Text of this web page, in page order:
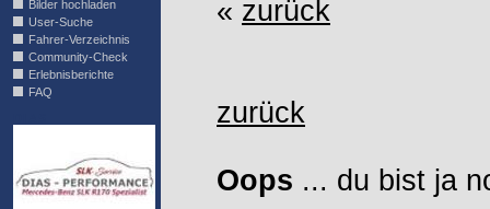
Bilder hochladen
User-Suche
Fahrer-Verzeichnis
Community-Check
Erlebnisberichte
FAQ
« zurück
zurück
Oops ... du bist ja